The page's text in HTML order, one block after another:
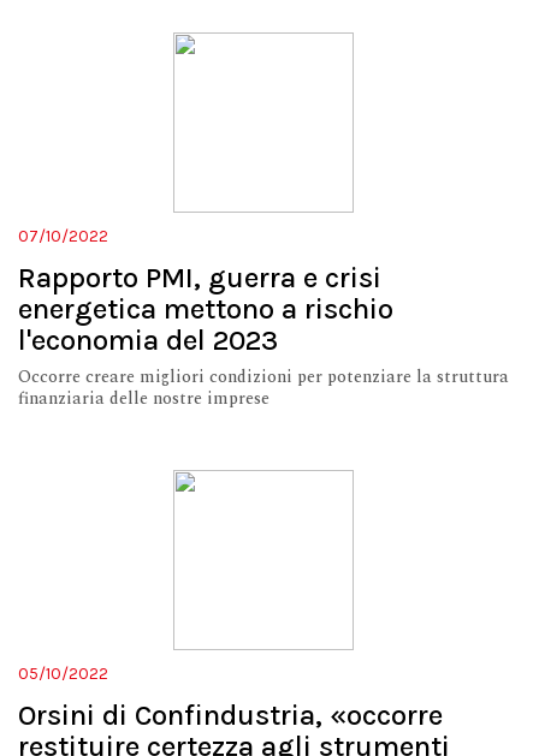
07/10/2022
Rapporto PMI, guerra e crisi
energetica mettono a rischio
l'economia del 2023
Occorre creare migliori condizioni per potenziare la struttura
finanziaria delle nostre imprese
05/10/2022
Orsini di Confindustria, «occorre
restituire certezza agli strumenti